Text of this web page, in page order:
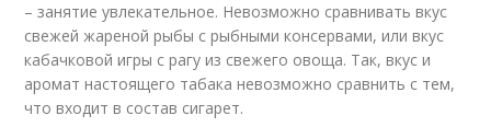
– занятие увлекательное. Невозможно сравнивать вкус
свежей жареной рыбы с рыбными консервами, или вкус
кабачковой игры с рагу из свежего овоща. Так, вкус и
аромат настоящего табака невозможно сравнить с тем,
что входит в состав сигарет.